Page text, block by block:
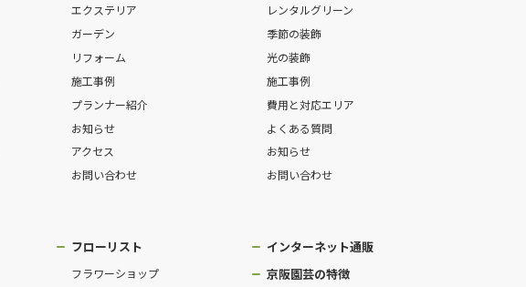
エクステリア
ガーデン
リフォーム
施工事例
プランナー紹介
お知らせ
アクセス
お問い合わせ
レンタルグリーン
季節の装飾
光の装飾
施工事例
費用と対応エリア
よくある質問
お知らせ
お問い合わせ
フローリスト
フラワーショップ
インターネット通販
京阪園芸の特徴